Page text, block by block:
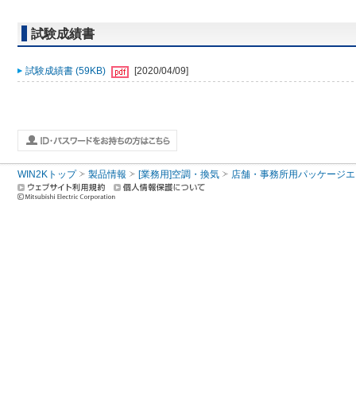
試験成績書
試験成績書 (59KB) [2020/04/09]
WIN2Kトップ 製品情報 [業務用]空調・換気 店舗・事務所用パッケージ